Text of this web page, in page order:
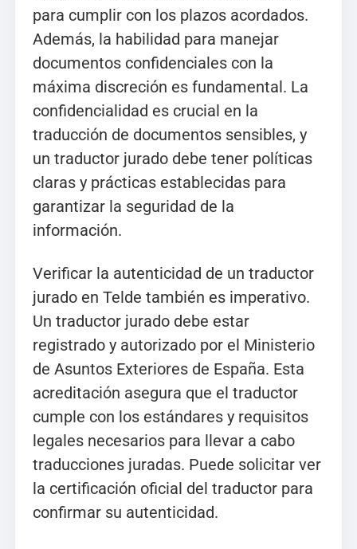
para cumplir con los plazos acordados.
Además, la habilidad para manejar
documentos confidenciales con la
máxima discreción es fundamental. La
confidencialidad es crucial en la
traducción de documentos sensibles, y
un traductor jurado debe tener políticas
claras y prácticas establecidas para
garantizar la seguridad de la
información.
Verificar la autenticidad de un traductor
jurado en Telde también es imperativo.
Un traductor jurado debe estar
registrado y autorizado por el Ministerio
de Asuntos Exteriores de España. Esta
acreditación asegura que el traductor
cumple con los estándares y requisitos
legales necesarios para llevar a cabo
traducciones juradas. Puede solicitar ver
la certificación oficial del traductor para
confirmar su autenticidad.